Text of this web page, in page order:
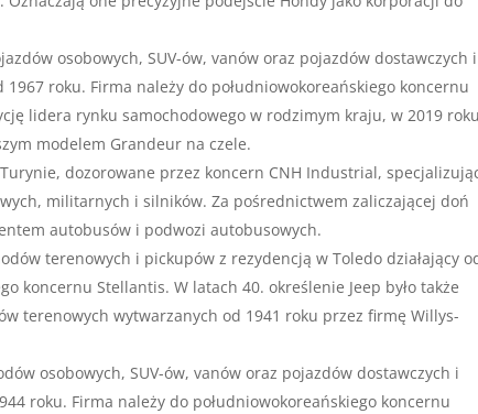
osobowych, SUV-ów, vanów oraz pojazdów dostawczych i
roku. Firma należy do południowokoreańskiego koncernu
lidera rynku samochodowego w rodzimym kraju, w 2019 roku
modelem Grandeur na czele.
dozorowane przez koncern CNH Industrial,
militarnych i silników. Za pośrednictwem zaliczającej doń
autobusów i podwozi autobusowych.
terenowych i pickupów z rezydencją w Toledo działający
koncernu Stellantis. W latach 40. określenie Jeep było także
terenowych wytwarzanych od 1941 roku przez firmę Willys-
osobowych, SUV-ów, vanów oraz pojazdów dostawczych i
roku. Firma należy do południowokoreańskiego koncernu